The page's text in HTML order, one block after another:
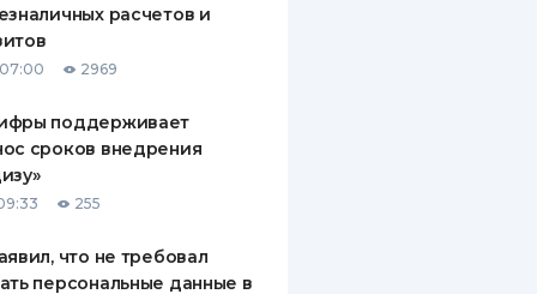
расчетов и
2969
поддерживает
сроков внедрения
255
что не требовал
персональные данные в